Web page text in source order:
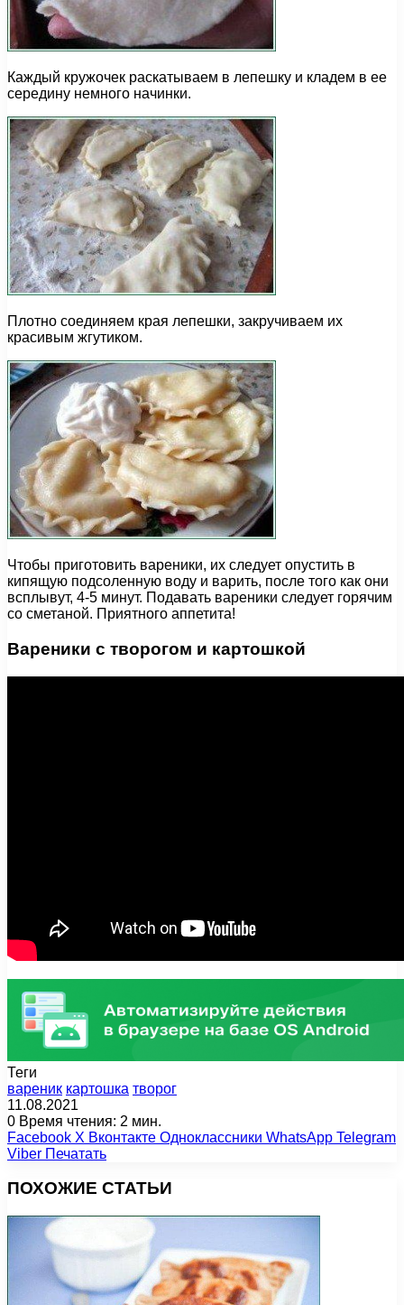
Каждый кружочек раскатываем в лепешку и кладем в ее
середину немного начинки.
Плотно соединяем края лепешки, закручиваем их
красивым жгутиком.
Чтобы приготовить вареники, их следует опустить в
кипящую подсоленную воду и варить, после того как они
всплывут, 4-5 минут. Подавать вареники следует горячим
со сметаной. Приятного аппетита!
Вареники с творогом и картошкой
Теги
вареник картошка творог
11.08.2021
0 Время чтения: 2 мин.
Facebook X Вконтакте Одноклассники WhatsApp Telegram
Viber Печатать
ПОХОЖИЕ СТАТЬИ